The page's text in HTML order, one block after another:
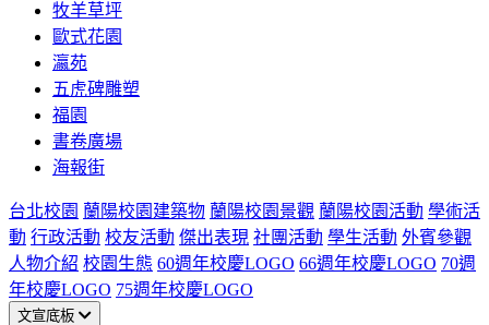
牧羊草坪
歐式花園
瀛苑
五虎碑雕塑
福園
書卷廣場
海報街
台北校園 蘭陽校園建築物 蘭陽校園景觀 蘭陽校園活動 學術活
動 行政活動 校友活動 傑出表現 社團活動 學生活動 外賓參觀
人物介紹 校園生態 60週年校慶LOGO 66週年校慶LOGO 70週
年校慶LOGO 75週年校慶LOGO
文宣底板